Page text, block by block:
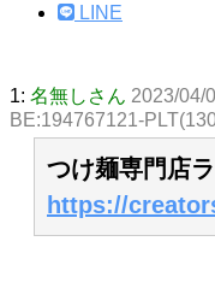
LINE
1: 名無しさん 2023/04/
BE:194767121-
つけ麺専門店
https://